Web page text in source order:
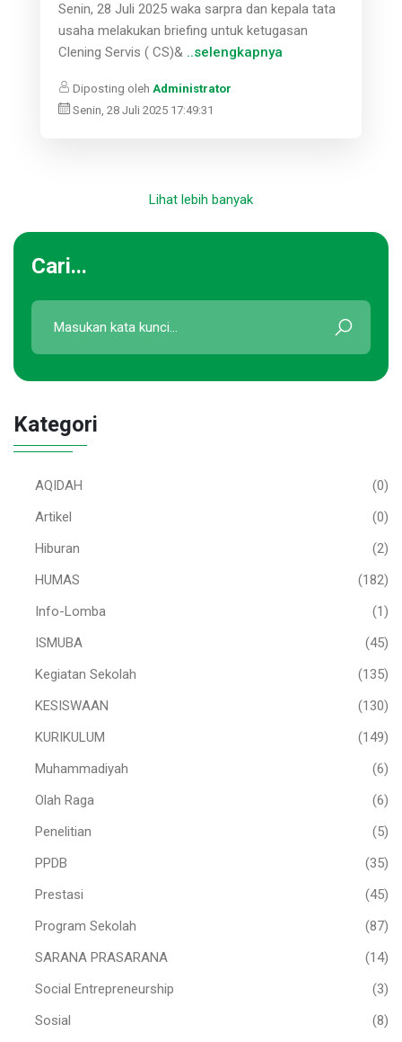
Senin, 28 Juli 2025 waka sarpra dan kepala tata
usaha melakukan briefing untuk ketugasan
Clening Servis ( CS)& ..selengkapnya
Diposting oleh Administrator
Senin, 28 Juli 2025 17:49:31
Lihat lebih banyak
Cari...
Kategori
AQIDAH
(0)
Artikel
(0)
Hiburan
(2)
HUMAS
(182)
Info-Lomba
(1)
ISMUBA
(45)
Kegiatan Sekolah
(135)
KESISWAAN
(130)
KURIKULUM
(149)
Muhammadiyah
(6)
Olah Raga
(6)
Penelitian
(5)
PPDB
(35)
Prestasi
(45)
Program Sekolah
(87)
SARANA PRASARANA
(14)
Social Entrepreneurship
(3)
Sosial
(8)